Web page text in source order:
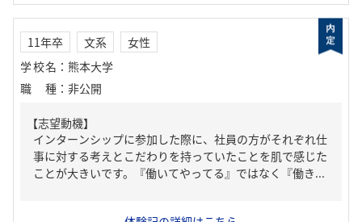
11年卒 文系
女性
学校名 ： 熊本大学
職種 ： 非公開
【志望動機】
インターンシップに参加した際に、社員の方がそれぞれ仕
事に対する考えとこだわりを持っていたことを肌で感じた
ことが大きいです。『働いてやってる』ではなく『働き...